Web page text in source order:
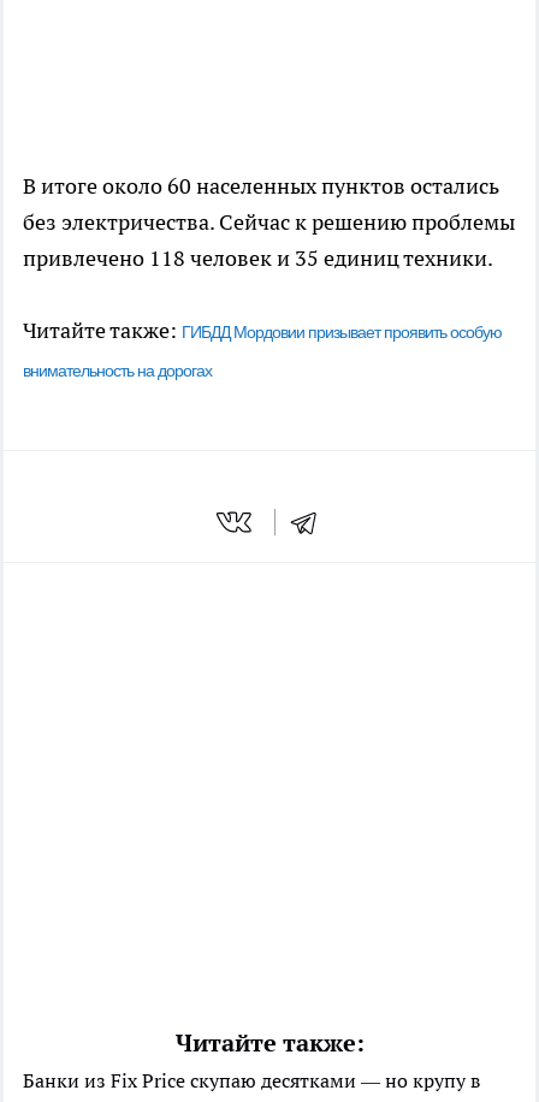
В итоге около 60 населенных пунктов остались
без электричества. Сейчас к решению проблемы
привлечено 118 человек и 35 единиц техники.
Читайте также: ГИБДД Мордовии призывает проявить особую
внимательность на дорогах
Читайте также:
Банки из Fix Price скупаю десятками — но крупу в